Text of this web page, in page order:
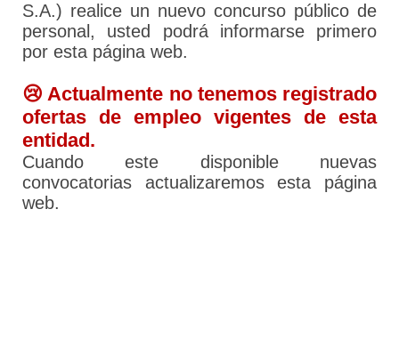
S.A.) realice un nuevo concurso público de
personal, usted podrá informarse primero
por esta página web.
😢 Actualmente no tenemos registrado
ofertas de empleo vigentes de esta
entidad.
Cuando este disponible nuevas
convocatorias actualizaremos esta página
web.